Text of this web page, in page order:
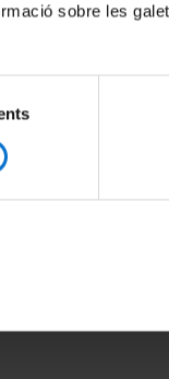
sobre les